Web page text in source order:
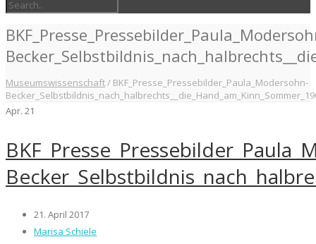
Museumswissenschaft/ BKF_Presse_Pressebilder_Paula_Modersohn-
Apr. 21
21. April 2017
Marisa Schiele